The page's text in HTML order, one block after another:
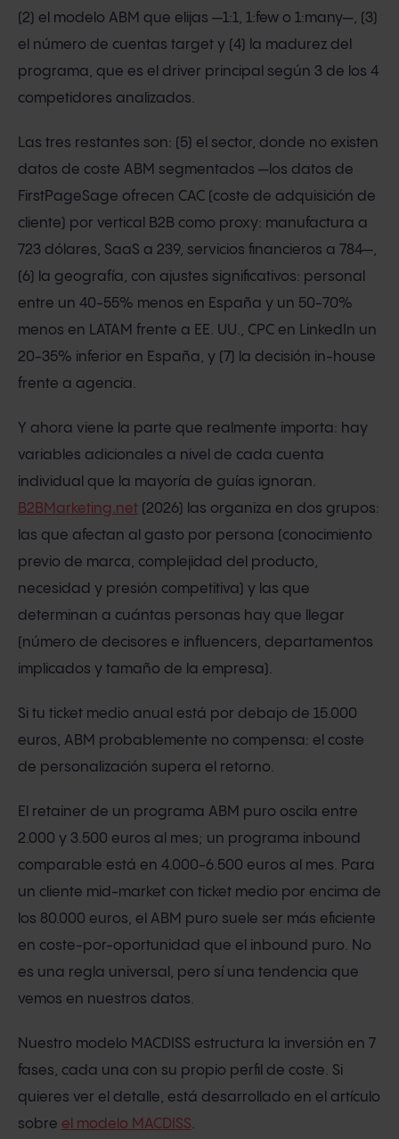
(2) el modelo ABM que elijas —1:1, 1:few o 1:many—, (3)
el número de cuentas target y (4) la madurez del
programa, que es el driver principal según 3 de los 4
competidores analizados.
Las tres restantes son: (5) el sector, donde no existen
datos de coste ABM segmentados —los datos de
FirstPageSage ofrecen CAC (coste de adquisición de
cliente) por vertical B2B como proxy: manufactura a
723 dólares, SaaS a 239, servicios financieros a 784—,
(6) la geografía, con ajustes significativos: personal
entre un 40-55% menos en España y un 50-70%
menos en LATAM frente a EE. UU., CPC en LinkedIn un
20-35% inferior en España, y (7) la decisión in-house
frente a agencia.
Y ahora viene la parte que realmente importa: hay
variables adicionales a nivel de cada cuenta
individual que la mayoría de guías ignoran.
B2BMarketing.net (2026) las organiza en dos grupos:
las que afectan al gasto por persona (conocimiento
previo de marca, complejidad del producto,
necesidad y presión competitiva) y las que
determinan a cuántas personas hay que llegar
(número de decisores e influencers, departamentos
implicados y tamaño de la empresa).
Si tu ticket medio anual está por debajo de 15.000
euros, ABM probablemente no compensa: el coste
de personalización supera el retorno.
El retainer de un programa ABM puro oscila entre
2.000 y 3.500 euros al mes; un programa inbound
comparable está en 4.000-6.500 euros al mes. Para
un cliente mid-market con ticket medio por encima de
los 80.000 euros, el ABM puro suele ser más eficiente
en coste-por-oportunidad que el inbound puro. No
es una regla universal, pero sí una tendencia que
vemos en nuestros datos.
Nuestro modelo MACDISS estructura la inversión en 7
fases, cada una con su propio perfil de coste. Si
quieres ver el detalle, está desarrollado en el artículo
sobre el modelo MACDISS.